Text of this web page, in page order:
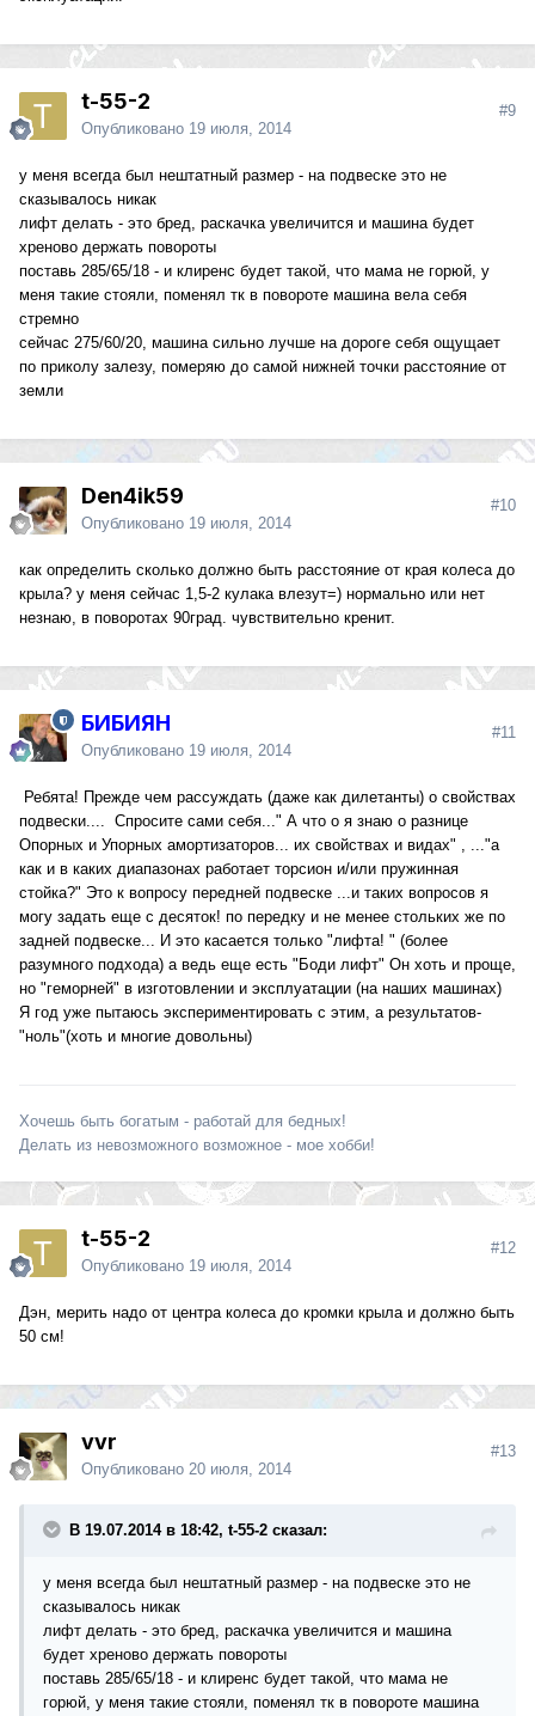
t-55-2
Опубликовано 19 июля, 2014
#9
у меня всегда был нештатный размер - на подвеске это не
сказывалось никак
лифт делать - это бред, раскачка увеличится и машина будет
хреново держать повороты
поставь 285/65/18 - и клиренс будет такой, что мама не горюй, у
меня такие стояли, поменял тк в повороте машина вела себя
стремно
сейчас 275/60/20, машина сильно лучше на дороге себя ощущает
по приколу залезу, померяю до самой нижней точки расстояние от
земли
Den4ik59
Опубликовано 19 июля, 2014
#10
как определить сколько должно быть расстояние от края колеса до
крыла? у меня сейчас 1,5-2 кулака влезут=) нормально или нет
незнаю, в поворотах 90град. чувствительно кренит.
БИБИЯН
Опубликовано 19 июля, 2014
#11
Ребята! Прежде чем рассуждать (даже как дилетанты) о свойствах
подвески.... Спросите сами себя..." А что о я знаю о разнице
Опорных и Упорных амортизаторов... их свойствах и видах" , ..."а
как и в каких диапазонах работает торсион и/или пружинная
стойка?" Это к вопросу передней подвеске ...и таких вопросов я
могу задать еще с десяток! по передку и не менее стольких же по
задней подвеске... И это касается только "лифта! " (более
разумного подхода) а ведь еще есть "Боди лифт" Он хоть и проще,
но "геморней" в изготовлении и эксплуатации (на наших машинах)
Я год уже пытаюсь экспериментировать с этим, а результатов-
"ноль"(хоть и многие довольны)
Хочешь быть богатым - работай для бедных!
Делать из невозможного возможное - мое хобби!
t-55-2
Опубликовано 19 июля, 2014
#12
Дэн, мерить надо от центра колеса до кромки крыла и должно быть
50 см!
vvr
Опубликовано 20 июля, 2014
#13
В 19.07.2014 в 18:42, t-55-2 сказал:
у меня всегда был нештатный размер - на подвеске это не
сказывалось никак
лифт делать - это бред, раскачка увеличится и машина
будет хреново держать повороты
поставь 285/65/18 - и клиренс будет такой, что мама не
горюй, у меня такие стояли, поменял тк в повороте машина